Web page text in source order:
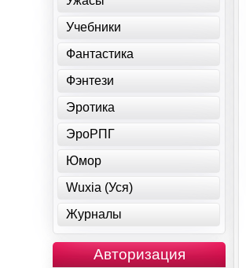
Учебники
Фантастика
Фэнтези
Эротика
ЭроРПГ
Юмор
Wuxia (Уся)
Журналы
Авторизация